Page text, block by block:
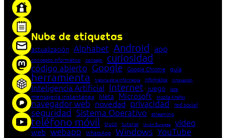
Nube de etiquetas
actualización Alphabet Android app
concepto informático consejo curiosidad
código abierto Google Google Chrome guía
herramienta historia de la Informática Informática innovación
Inteligencia Artificial Internet juego lista
mensajería instantánea Meta Microsoft Mozilla Firefox
navegador web novedad privacidad red social
seguridad Sistema Operativo streaming
teléfono móvil truco tutorial Unión Europea vídeo
web webapp WhatsApp Windows YouTube